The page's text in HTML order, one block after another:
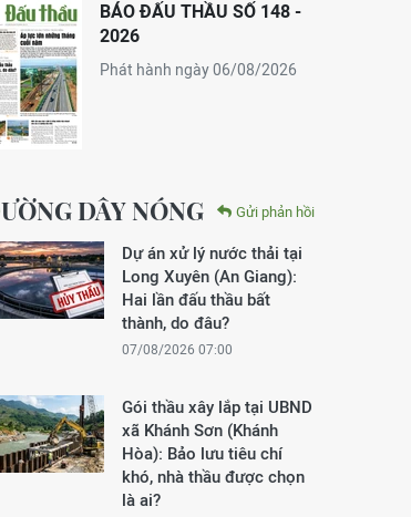
BÁO ĐẤU THẦU SỐ 148 -
2026
Phát hành ngày 06/08/2026
ĐƯỜNG DÂY NÓNG Gửi phản hồi
Dự án xử lý nước thải tại
Long Xuyên (An Giang):
Hai lần đấu thầu bất
thành, do đâu?
07/08/2026 07:00
Gói thầu xây lắp tại UBND
xã Khánh Sơn (Khánh
Hòa): Bảo lưu tiêu chí
khó, nhà thầu được chọn
là ai?